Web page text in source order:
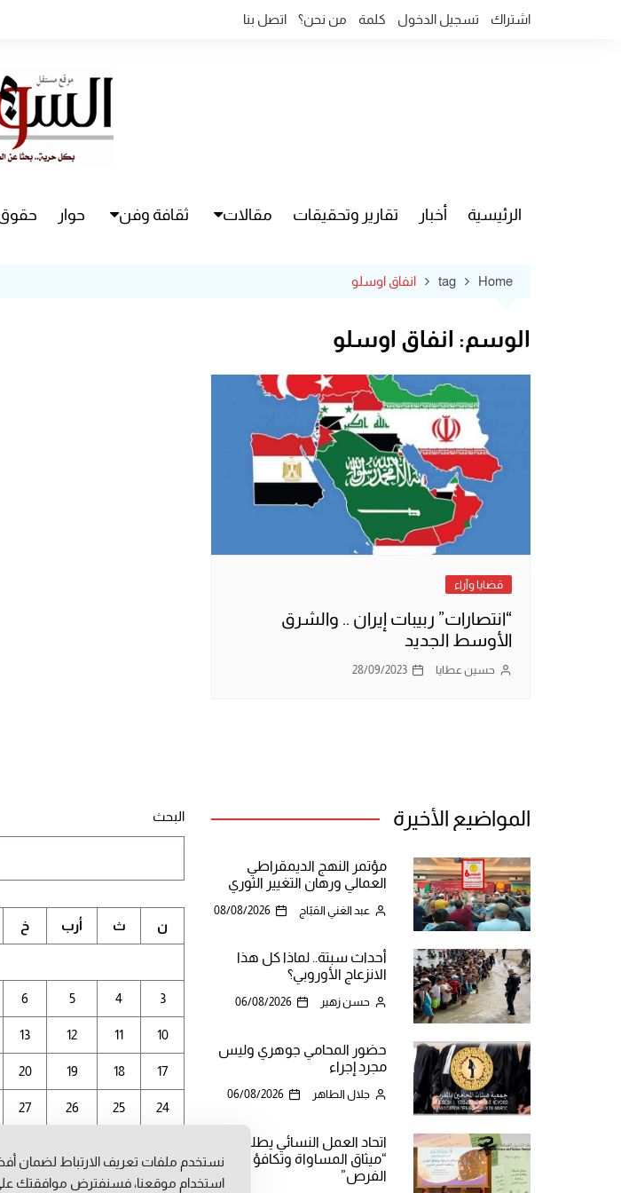
اشتراك تسجيل الدخول كلمة من نحن؟ اتصل بنا
الرئيسية أخبار تقارير وتحقيقات مقالات ثقافة وفن حوار حقوق
Home
tag انفاق اوسلو
الوسم: انفاق اوسلو
قضايا وآراء
“انتصارات” ربيبات إيران .. والشرق
الأوسط الجديد
حسين عطايا 28/09/2023
المواضيع الأخيرة
مؤتمر النهج الديمقراطي
العمالي ورهان التغيير الثوري
عبد الغني القبّاج 08/08/2026
أحداث سبتة.. لماذا كل هذا
الانزعاج الأوروبي؟
حسن زهير 06/08/2026
حضور المحامي جوهري وليس
مجرد إجراء
جلال الطاهر 06/08/2026
اتحاد العمل النسائي يطلق
“ميثاق المساواة وتكافؤ
الفرص”
البحث
أغسطس 2026
ن ث أرب خ
3
4
5
6
10
11
12
13
17
18
19
20
24
25
26
27
نستخدم ملفات تعريف الارتباط لضمان
استخدام موقعنا، فسنفترض موافقتك